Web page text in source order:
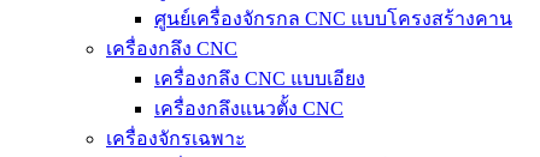
ศูนย์เครื่องจักรกล CNC แบบโครงสร้างคาน
เครื่องกลึง CNC
เครื่องกลึง CNC แบบเอียง
เครื่องกลึงแนวตั้ง CNC
เครื่องจักรเฉพาะ